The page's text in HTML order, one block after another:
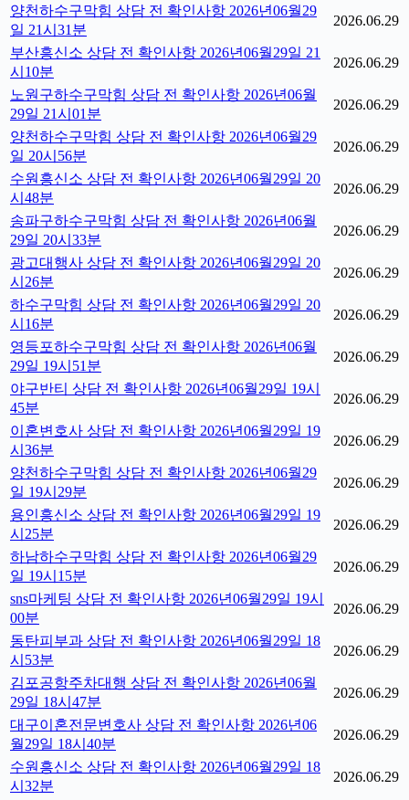
양천하수구막힘 상담 전 확인사항 2026년06월29
일 21시31분
2026.06.29
부산흥신소 상담 전 확인사항 2026년06월29일 21
시10분
2026.06.29
노원구하수구막힘 상담 전 확인사항 2026년06월
29일 21시01분
2026.06.29
양천하수구막힘 상담 전 확인사항 2026년06월29
일 20시56분
2026.06.29
수원흥신소 상담 전 확인사항 2026년06월29일 20
시48분
2026.06.29
송파구하수구막힘 상담 전 확인사항 2026년06월
29일 20시33분
2026.06.29
광고대행사 상담 전 확인사항 2026년06월29일 20
시26분
2026.06.29
하수구막힘 상담 전 확인사항 2026년06월29일 20
시16분
2026.06.29
영등포하수구막힘 상담 전 확인사항 2026년06월
29일 19시51분
2026.06.29
야구반티 상담 전 확인사항 2026년06월29일 19시
45분
2026.06.29
이혼변호사 상담 전 확인사항 2026년06월29일 19
시36분
2026.06.29
양천하수구막힘 상담 전 확인사항 2026년06월29
일 19시29분
2026.06.29
용인흥신소 상담 전 확인사항 2026년06월29일 19
시25분
2026.06.29
하남하수구막힘 상담 전 확인사항 2026년06월29
일 19시15분
2026.06.29
sns마케팅 상담 전 확인사항 2026년06월29일 19시
00분
2026.06.29
동탄피부과 상담 전 확인사항 2026년06월29일 18
시53분
2026.06.29
김포공항주차대행 상담 전 확인사항 2026년06월
29일 18시47분
2026.06.29
대구이혼전문변호사 상담 전 확인사항 2026년06
월29일 18시40분
2026.06.29
수원흥신소 상담 전 확인사항 2026년06월29일 18
시32분
2026.06.29